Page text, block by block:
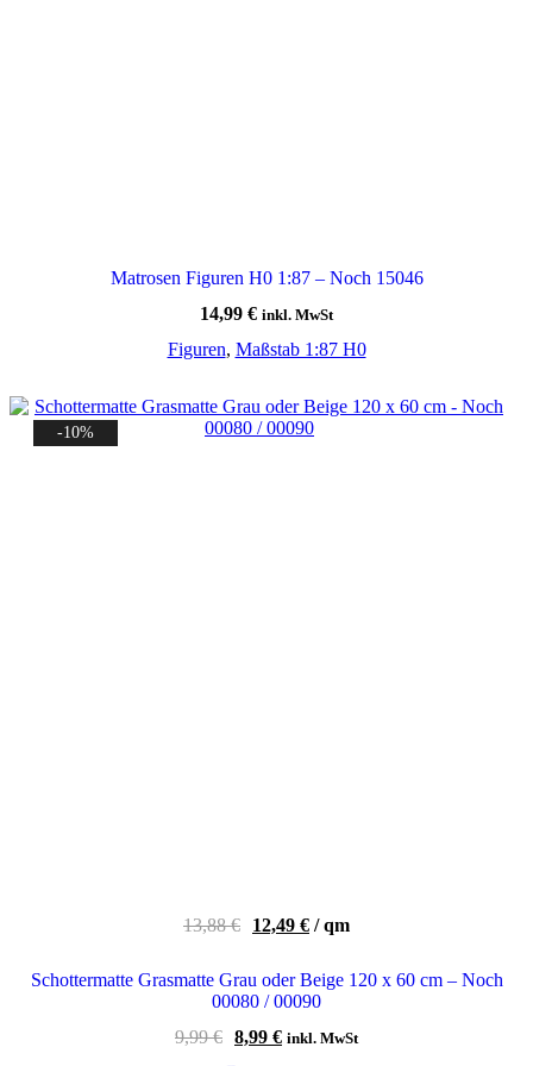
Matrosen Figuren H0 1:87 – Noch 15046
14,99 € inkl. MwSt
Figuren, Maßstab 1:87 H0
-10%
13,88€
Ursprünglicher
13,88 €
12,49 €Aktueller
12,49 €.
/qm
Schottermatte Grasmatte Grau oder Beige 120 x 60 cm – Noch
00080 / 00090
9,99€ Ursprünglicher
8,99 €Aktueller
inkl. MwSt